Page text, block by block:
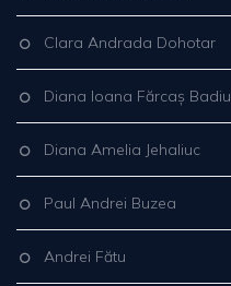
Clara Andrada Dohotar
Diana Ioana Fărcaș Badiu
Diana Amelia Jehaliuc
Paul Andrei Buzea
Andrei Fătu